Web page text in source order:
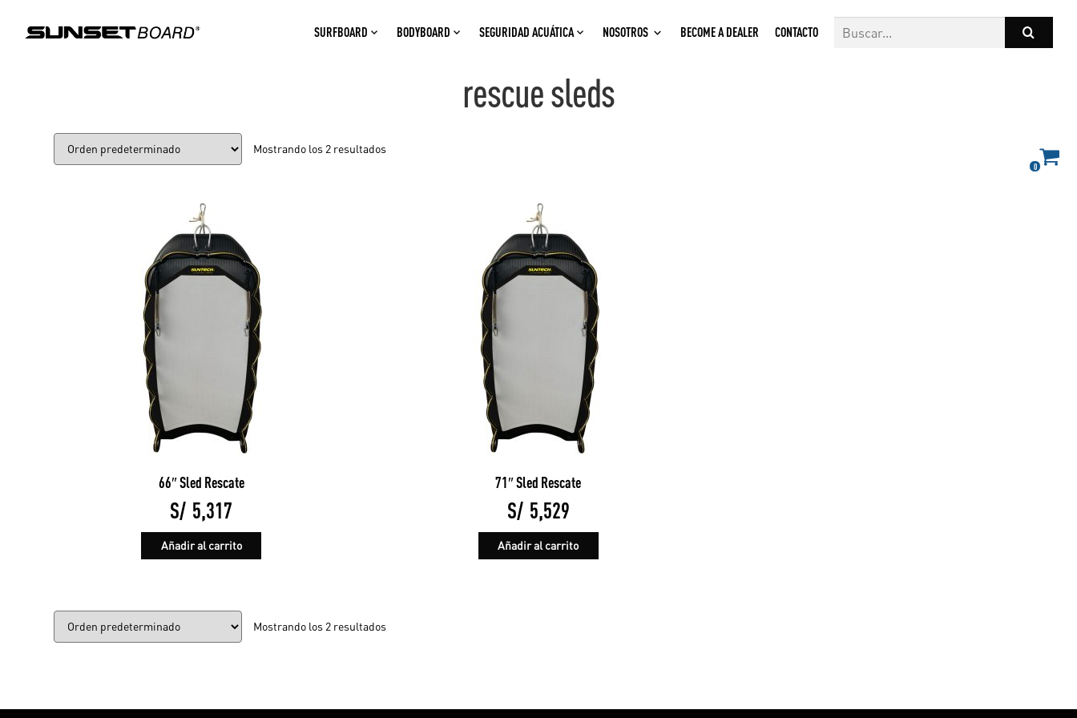
SURFBOARD BODYBOARD SEGURIDAD ACUÁTICA NOSOTROS BECOME A DEALER CONTACTO
rescue sleds
Mostrando los 2 resultados
66″ Sled Rescate
S/ 5,317
Añadir al carrito
71″ Sled Rescate
S/ 5,529
Añadir al carrito
Mostrando los 2 resultados
0